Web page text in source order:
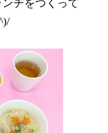
チをつくって